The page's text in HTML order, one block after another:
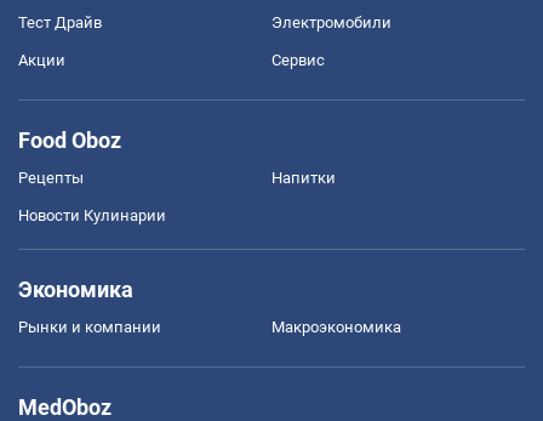
Тест Драйв Электромобили
Акции Сервис
Food Oboz
Рецепты Напитки
Новости Кулинарии
Экономика
Рынки и компании Mакроэкономика
MedOboz